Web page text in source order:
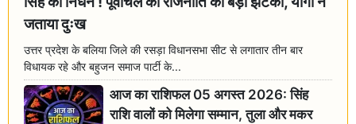
जताया दुःख
उत्तर प्रदेश के बलिया जिले की रसड़ा विधानसभा सीट से लगातार तीन बार
विधायक रहे और बहुजन समाज पार्टी के...
आज का राशिफल 05 अगस्त 2026: सिंह
राशि वालों को मिलेगा सम्मान, तुला और मकर